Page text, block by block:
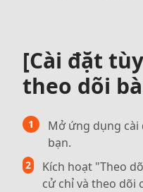
[Cài đặt
theo dõi
1
Mở ứng dụng cài
bạn.
2
Kích hoạt "Theo
cử chỉ và theo dõi